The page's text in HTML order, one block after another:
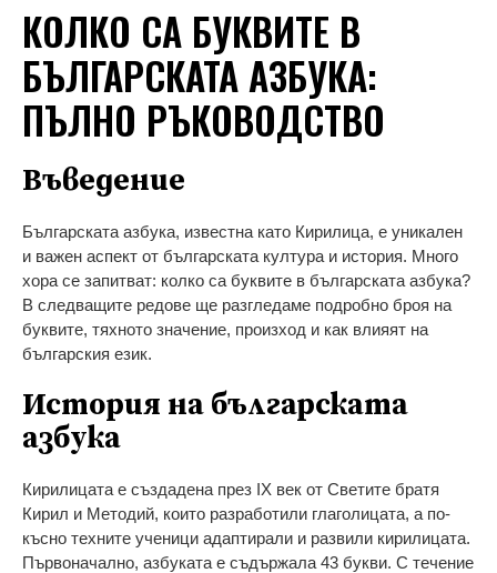
КОЛКО СА БУКВИТЕ В
БЪЛГАРСКАТА АЗБУКА:
ПЪЛНО РЪКОВОДСТВО
Въведение
Българската азбука, известна като Кирилица, е уникален
и важен аспект от българската култура и история. Много
хора се запитват: колко са буквите в българската азбука?
В следващите редове ще разгледаме подробно броя на
буквите, тяхното значение, произход и как влияят на
българския език.
История на българската
азбука
Кирилицата е създадена през IX век от Светите братя
Кирил и Методий, които разработили глаголицата, а по-
късно техните ученици адаптирали и развили кирилицата.
Първоначално, азбуката е съдържала 43 букви. С течение